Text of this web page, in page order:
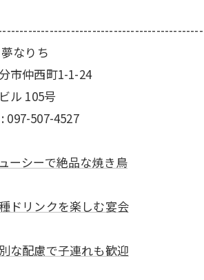
なりち
市仲西町1-1-24
ル 105号
097-507-4527
ーシーで絶品な焼き鳥
ドリンクを楽しむ宴会
な配慮で子連れも歓迎